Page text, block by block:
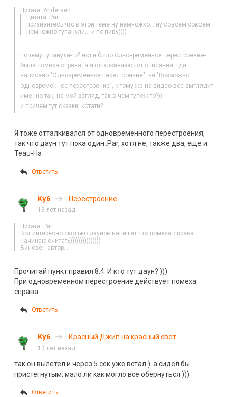
Цитата: Andersen
Цитата: Par
признайтесь что в этой теме ну немножко… ну совсем совсем
немножно тупанули… и по пиву))))
почему тупанули-то? если было одновременное перестроение-
была помеха справа, а я отталкиваюсь от описания, где
написано "Одновременное перестроение", не "Возможно
одновременное перестроение", к тому же на видео все выглядит
именно так, на мой взгляд, так в чем тупеж то?))
и причем тут сказки, кстати?
Я тоже отталкивался от одновременного перестроения,
так что даун тут пока один..Par, хотя не, также два, еще и
Teau-Ha
Ответить
Ky6 Перестроение
13 лет назад
Цитата: Par
Вот интересно сколько даунов напишет что помеха справа…
начинаю считать)))))))))))))))
Виновен автор…
Прочитай пункт правил 8.4. И кто тут даун? )))
При одновременном перестроение действует помеха
справа…
Ответить
Ky6 Красный Джип на красный свет
13 лет назад
так он вылетел и через 5 сек уже встал ). а сидел бы
пристегнутым, мало ли как могло все обернуться )))
Ответить